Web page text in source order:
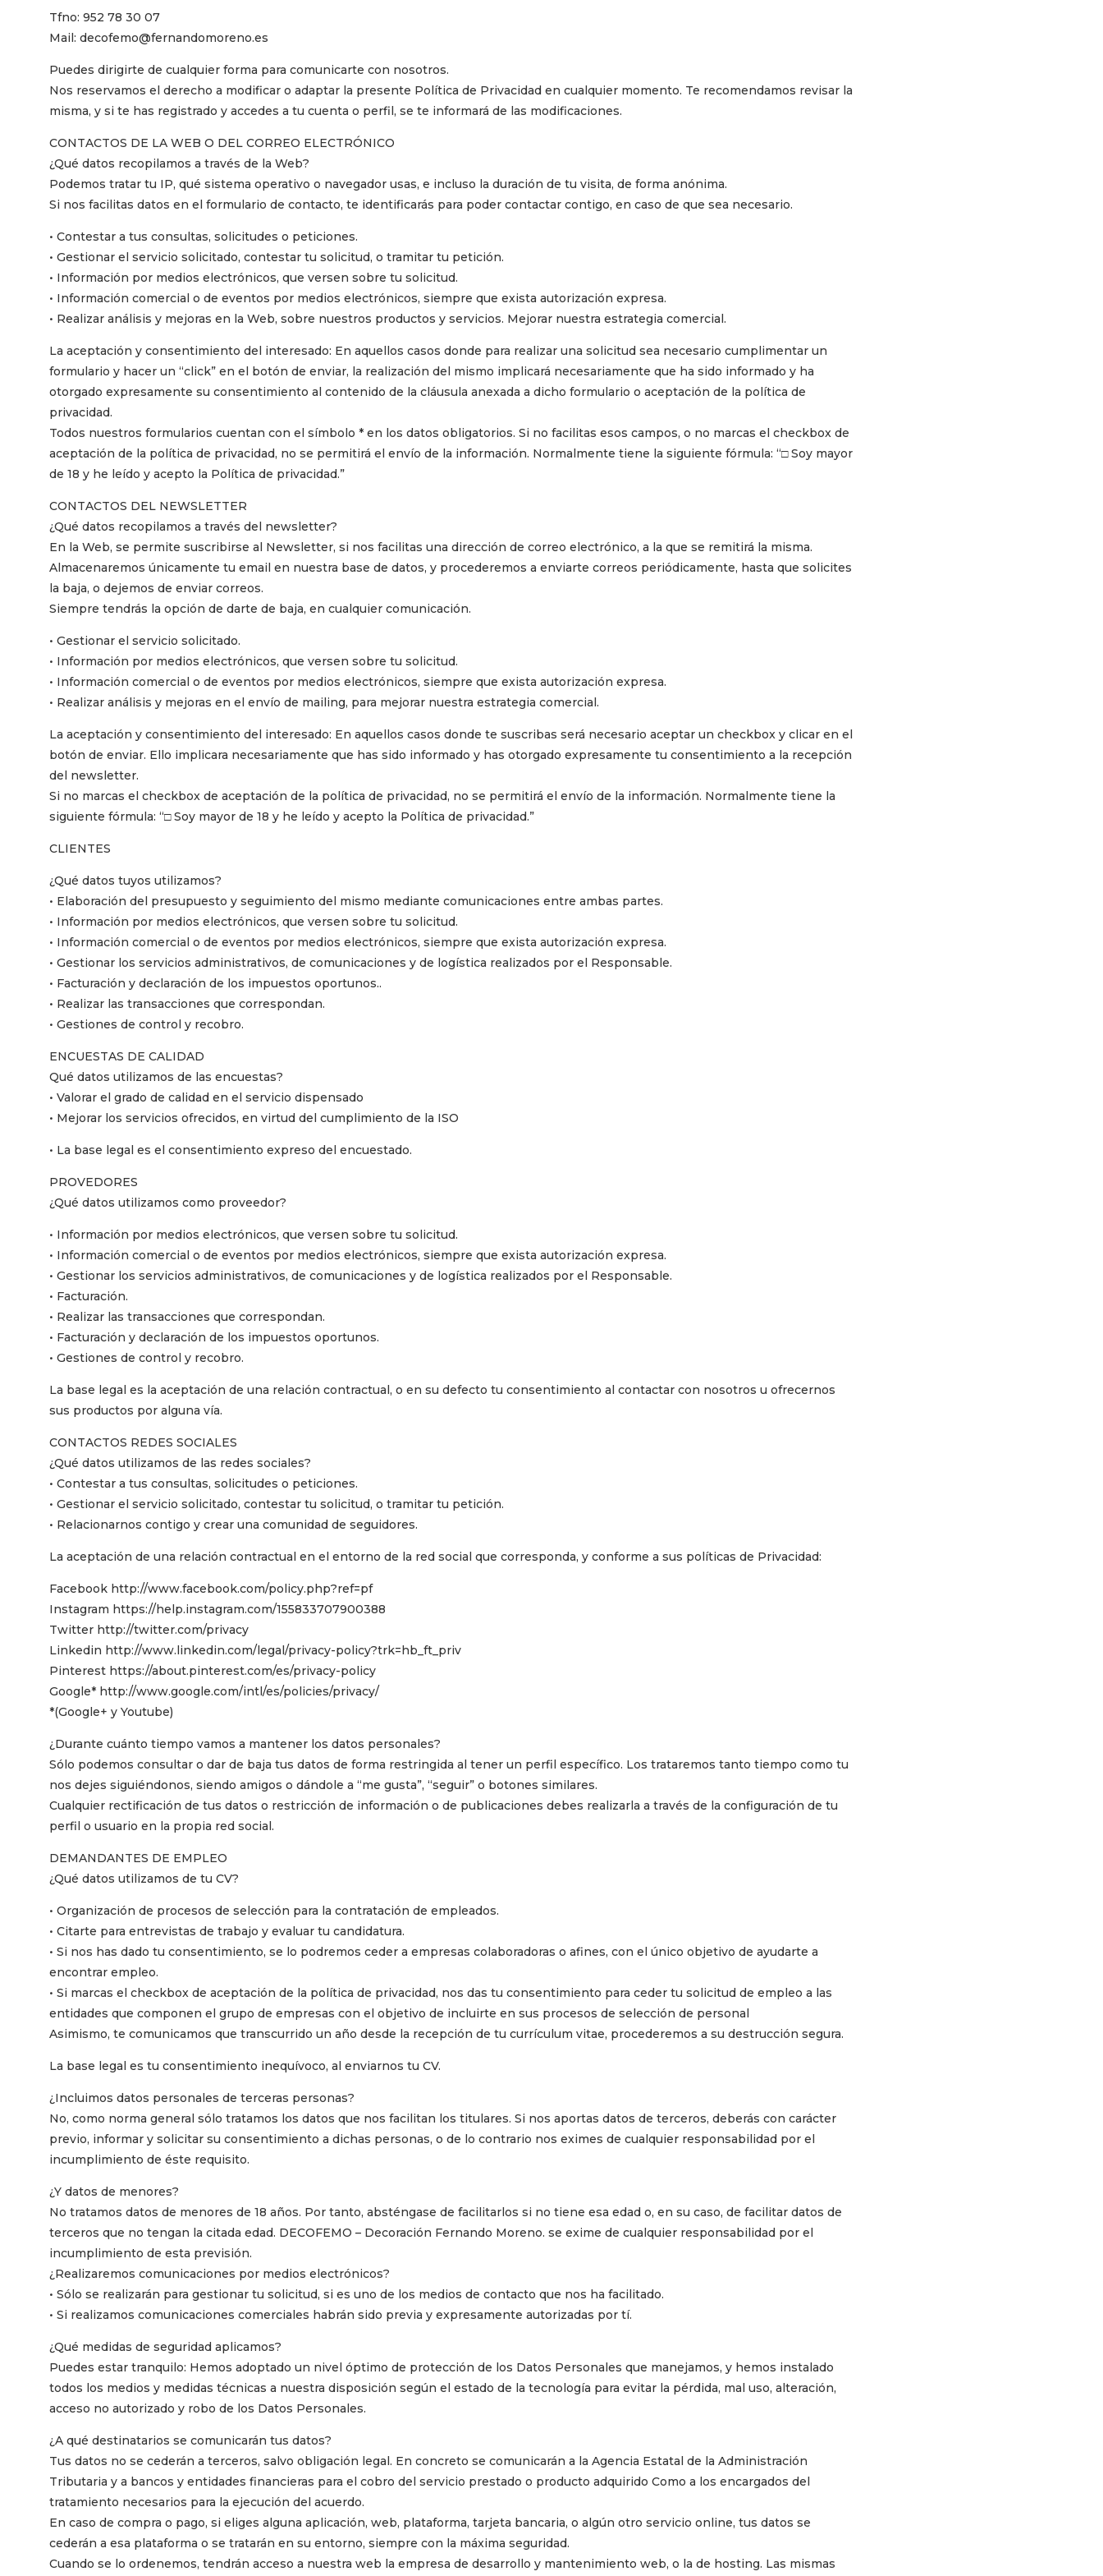
Tfno: 952 78 30 07
Mail: decofemo@fernandomoreno.es
Puedes dirigirte de cualquier forma para comunicarte con nosotros.
Nos reservamos el derecho a modificar o adaptar la presente Política de Privacidad en cualquier momento. Te recomendamos revisar la
misma, y si te has registrado y accedes a tu cuenta o perfil, se te informará de las modificaciones.
CONTACTOS DE LA WEB O DEL CORREO ELECTRÓNICO
¿Qué datos recopilamos a través de la Web?
Podemos tratar tu IP, qué sistema operativo o navegador usas, e incluso la duración de tu visita, de forma anónima.
Si nos facilitas datos en el formulario de contacto, te identificarás para poder contactar contigo, en caso de que sea necesario.
• Contestar a tus consultas, solicitudes o peticiones.
• Gestionar el servicio solicitado, contestar tu solicitud, o tramitar tu petición.
• Información por medios electrónicos, que versen sobre tu solicitud.
• Información comercial o de eventos por medios electrónicos, siempre que exista autorización expresa.
• Realizar análisis y mejoras en la Web, sobre nuestros productos y servicios. Mejorar nuestra estrategia comercial.
La aceptación y consentimiento del interesado: En aquellos casos donde para realizar una solicitud sea necesario cumplimentar un
formulario y hacer un “click” en el botón de enviar, la realización del mismo implicará necesariamente que ha sido informado y ha
otorgado expresamente su consentimiento al contenido de la cláusula anexada a dicho formulario o aceptación de la política de
privacidad.
Todos nuestros formularios cuentan con el símbolo * en los datos obligatorios. Si no facilitas esos campos, o no marcas el checkbox de
aceptación de la política de privacidad, no se permitirá el envío de la información. Normalmente tiene la siguiente fórmula: “□ Soy mayor
de 18 y he leído y acepto la Política de privacidad.”
CONTACTOS DEL NEWSLETTER
¿Qué datos recopilamos a través del newsletter?
En la Web, se permite suscribirse al Newsletter, si nos facilitas una dirección de correo electrónico, a la que se remitirá la misma.
Almacenaremos únicamente tu email en nuestra base de datos, y procederemos a enviarte correos periódicamente, hasta que solicites
la baja, o dejemos de enviar correos.
Siempre tendrás la opción de darte de baja, en cualquier comunicación.
• Gestionar el servicio solicitado.
• Información por medios electrónicos, que versen sobre tu solicitud.
• Información comercial o de eventos por medios electrónicos, siempre que exista autorización expresa.
• Realizar análisis y mejoras en el envío de mailing, para mejorar nuestra estrategia comercial.
La aceptación y consentimiento del interesado: En aquellos casos donde te suscribas será necesario aceptar un checkbox y clicar en el
botón de enviar. Ello implicara necesariamente que has sido informado y has otorgado expresamente tu consentimiento a la recepción
del newsletter.
Si no marcas el checkbox de aceptación de la política de privacidad, no se permitirá el envío de la información. Normalmente tiene la
siguiente fórmula: “□ Soy mayor de 18 y he leído y acepto la Política de privacidad.”
CLIENTES
¿Qué datos tuyos utilizamos?
• Elaboración del presupuesto y seguimiento del mismo mediante comunicaciones entre ambas partes.
• Información por medios electrónicos, que versen sobre tu solicitud.
• Información comercial o de eventos por medios electrónicos, siempre que exista autorización expresa.
• Gestionar los servicios administrativos, de comunicaciones y de logística realizados por el Responsable.
• Facturación y declaración de los impuestos oportunos..
• Realizar las transacciones que correspondan.
• Gestiones de control y recobro.
ENCUESTAS DE CALIDAD
Qué datos utilizamos de las encuestas?
• Valorar el grado de calidad en el servicio dispensado
• Mejorar los servicios ofrecidos, en virtud del cumplimiento de la ISO
• La base legal es el consentimiento expreso del encuestado.
PROVEDORES
¿Qué datos utilizamos como proveedor?
• Información por medios electrónicos, que versen sobre tu solicitud.
• Información comercial o de eventos por medios electrónicos, siempre que exista autorización expresa.
• Gestionar los servicios administrativos, de comunicaciones y de logística realizados por el Responsable.
• Facturación.
• Realizar las transacciones que correspondan.
• Facturación y declaración de los impuestos oportunos.
• Gestiones de control y recobro.
La base legal es la aceptación de una relación contractual, o en su defecto tu consentimiento al contactar con nosotros u ofrecernos
sus productos por alguna vía.
CONTACTOS REDES SOCIALES
¿Qué datos utilizamos de las redes sociales?
• Contestar a tus consultas, solicitudes o peticiones.
• Gestionar el servicio solicitado, contestar tu solicitud, o tramitar tu petición.
• Relacionarnos contigo y crear una comunidad de seguidores.
La aceptación de una relación contractual en el entorno de la red social que corresponda, y conforme a sus políticas de Privacidad:
Facebook http://www.facebook.com/policy.php?ref=pf
Instagram https://help.instagram.com/155833707900388
Twitter http://twitter.com/privacy
Linkedin http://www.linkedin.com/legal/privacy-policy?trk=hb_ft_priv
Pinterest https://about.pinterest.com/es/privacy-policy
Google* http://www.google.com/intl/es/policies/privacy/
*(Google+ y Youtube)
¿Durante cuánto tiempo vamos a mantener los datos personales?
Sólo podemos consultar o dar de baja tus datos de forma restringida al tener un perfil específico. Los trataremos tanto tiempo como tu
nos dejes siguiéndonos, siendo amigos o dándole a “me gusta”, “seguir” o botones similares.
Cualquier rectificación de tus datos o restricción de información o de publicaciones debes realizarla a través de la configuración de tu
perfil o usuario en la propia red social.
DEMANDANTES DE EMPLEO
¿Qué datos utilizamos de tu CV?
• Organización de procesos de selección para la contratación de empleados.
• Citarte para entrevistas de trabajo y evaluar tu candidatura.
• Si nos has dado tu consentimiento, se lo podremos ceder a empresas colaboradoras o afines, con el único objetivo de ayudarte a
encontrar empleo.
• Si marcas el checkbox de aceptación de la política de privacidad, nos das tu consentimiento para ceder tu solicitud de empleo a las
entidades que componen el grupo de empresas con el objetivo de incluirte en sus procesos de selección de personal
Asimismo, te comunicamos que transcurrido un año desde la recepción de tu currículum vitae, procederemos a su destrucción segura.
La base legal es tu consentimiento inequívoco, al enviarnos tu CV.
¿Incluimos datos personales de terceras personas?
No, como norma general sólo tratamos los datos que nos facilitan los titulares. Si nos aportas datos de terceros, deberás con carácter
previo, informar y solicitar su consentimiento a dichas personas, o de lo contrario nos eximes de cualquier responsabilidad por el
incumplimiento de éste requisito.
¿Y datos de menores?
No tratamos datos de menores de 18 años. Por tanto, absténgase de facilitarlos si no tiene esa edad o, en su caso, de facilitar datos de
terceros que no tengan la citada edad. DECOFEMO – Decoración Fernando Moreno. se exime de cualquier responsabilidad por el
incumplimiento de esta previsión.
¿Realizaremos comunicaciones por medios electrónicos?
• Sólo se realizarán para gestionar tu solicitud, si es uno de los medios de contacto que nos ha facilitado.
• Si realizamos comunicaciones comerciales habrán sido previa y expresamente autorizadas por tí.
¿Qué medidas de seguridad aplicamos?
Puedes estar tranquilo: Hemos adoptado un nivel óptimo de protección de los Datos Personales que manejamos, y hemos instalado
todos los medios y medidas técnicas a nuestra disposición según el estado de la tecnología para evitar la pérdida, mal uso, alteración,
acceso no autorizado y robo de los Datos Personales.
¿A qué destinatarios se comunicarán tus datos?
Tus datos no se cederán a terceros, salvo obligación legal. En concreto se comunicarán a la Agencia Estatal de la Administración
Tributaria y a bancos y entidades financieras para el cobro del servicio prestado o producto adquirido Como a los encargados del
tratamiento necesarios para la ejecución del acuerdo.
En caso de compra o pago, si eliges alguna aplicación, web, plataforma, tarjeta bancaria, o algún otro servicio online, tus datos se
cederán a esa plataforma o se tratarán en su entorno, siempre con la máxima seguridad.
Cuando se lo ordenemos, tendrán acceso a nuestra web la empresa de desarrollo y mantenimiento web, o la de hosting. Las mismas